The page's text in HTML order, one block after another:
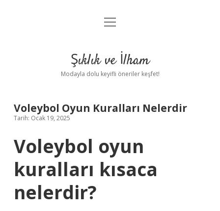
Anasayfa
Yasal Uyarı
menüyü
Şıklık ve İlham
Modayla dolu keyifli öneriler keşfet!
Voleybol Oyun Kuralları Nelerdir
Tarih: Ocak 19, 2025
Voleybol oyun
kuralları kısaca
nelerdir?